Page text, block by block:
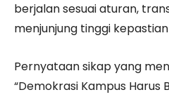
berjalan sesuai aturan,
menjunjung tinggi
Pernyataan sikap yang
“Demokrasi Kampus Harus